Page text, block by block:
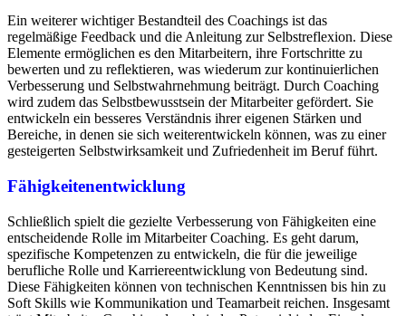
Ein weiterer wichtiger Bestandteil des Coachings ist das
regelmäßige Feedback und die Anleitung zur Selbstreflexion. Diese
Elemente ermöglichen es den Mitarbeitern, ihre Fortschritte zu
bewerten und zu reflektieren, was wiederum zur kontinuierlichen
Verbesserung und Selbstwahrnehmung beiträgt. Durch Coaching
wird zudem das Selbstbewusstsein der Mitarbeiter gefördert. Sie
entwickeln ein besseres Verständnis ihrer eigenen Stärken und
Bereiche, in denen sie sich weiterentwickeln können, was zu einer
gesteigerten Selbstwirksamkeit und Zufriedenheit im Beruf führt.
Fähigkeitenentwicklung
Schließlich spielt die gezielte Verbesserung von Fähigkeiten eine
entscheidende Rolle im Mitarbeiter Coaching. Es geht darum,
spezifische Kompetenzen zu entwickeln, die für die jeweilige
berufliche Rolle und Karriereentwicklung von Bedeutung sind.
Diese Fähigkeiten können von technischen Kenntnissen bis hin zu
Soft Skills wie Kommunikation und Teamarbeit reichen. Insgesamt